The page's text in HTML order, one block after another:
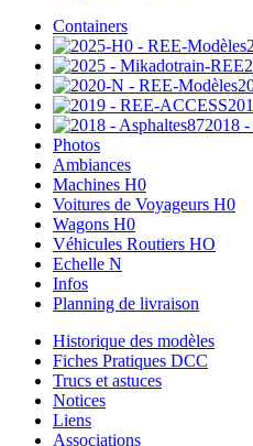
Containers
2018
Photos
Ambiances
Machines H0
Voitures de Voyageurs H0
Wagons H0
Véhicules Routiers HO
Echelle N
Infos
Planning de livraison
Historique des modèles
Fiches Pratiques DCC
Trucs et astuces
Notices
Liens
Associations